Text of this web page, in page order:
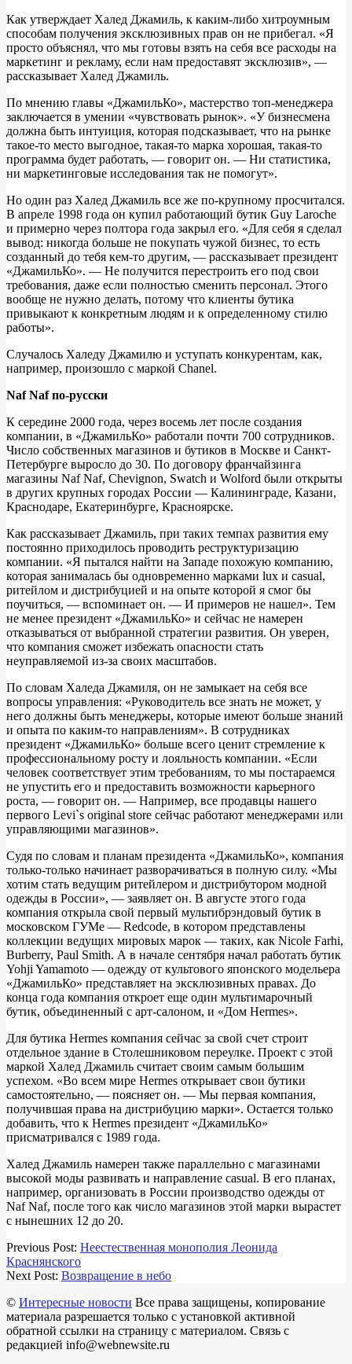
Как утверждает Халед Джамиль, к каким-либо хитроумным
способам получения эксклюзивных прав он не прибегал. «Я
просто объяснял, что мы готовы взять на себя все расходы на
маркетинг и рекламу, если нам предоставят эксклюзив», —
рассказывает Халед Джамиль.
По мнению главы «ДжамильКо», мастерство топ-менеджера
заключается в умении «чувствовать рынок». «У бизнесмена
должна быть интуиция, которая подсказывает, что на рынке
такое-то место выгодное, такая-то марка хорошая, такая-то
программа будет работать, — говорит он. — Ни статистика,
ни маркетинговые исследования так не помогут».
Но один раз Халед Джамиль все же по-крупному просчитался.
В апреле 1998 года он купил работающий бутик Guy Laroche
и примерно через полтора года закрыл его. «Для себя я сделал
вывод: никогда больше не покупать чужой бизнес, то есть
созданный до тебя кем-то другим, — рассказывает президент
«ДжамильКо». — Не получится перестроить его под свои
требования, даже если полностью сменить персонал. Этого
вообще не нужно делать, потому что клиенты бутика
привыкают к конкретным людям и к определенному стилю
работы».
Случалось Халеду Джамилю и уступать конкурентам, как,
например, произошло с маркой Chanel.
Naf Naf по-русски
К середине 2000 года, через восемь лет после создания
компании, в «ДжамильКо» работали почти 700 сотрудников.
Число собственных магазинов и бутиков в Москве и Санкт-
Петербурге выросло до 30. По договору франчайзинга
магазины Naf Naf, Chevignon, Swatch и Wolford были открыты
в других крупных городах России — Калининграде, Казани,
Краснодаре, Екатеринбурге, Красноярске.
Как рассказывает Джамиль, при таких темпах развития ему
постоянно приходилось проводить реструктуризацию
компании. «Я пытался найти на Западе похожую компанию,
которая занималась бы одновременно марками lux и casual,
ритейлом и дистрибуцией и на опыте которой я смог бы
поучиться, — вспоминает он. — И примеров не нашел». Тем
не менее президент «ДжамильКо» и сейчас не намерен
отказываться от выбранной стратегии развития. Он уверен,
что компания сможет избежать опасности стать
неуправляемой из-за своих масштабов.
По словам Халеда Джамиля, он не замыкает на себя все
вопросы управления: «Руководитель все знать не может, у
него должны быть менеджеры, которые имеют больше знаний
и опыта по каким-то направлениям». В сотрудниках
президент «ДжамильКо» больше всего ценит стремление к
профессиональному росту и лояльность компании. «Если
человек соответствует этим требованиям, то мы постараемся
не упустить его и предоставить возможности карьерного
роста, — говорит он. — Например, все продавцы нашего
первого Levi`s original store сейчас работают менеджерами или
управляющими магазинов».
Судя по словам и планам президента «ДжамильКо», компания
только-только начинает разворачиваться в полную силу. «Мы
хотим стать ведущим ритейлером и дистрибутором модной
одежды в России», — заявляет он. В августе этого года
компания открыла свой первый мультибрэндовый бутик в
московском ГУМе — Redcode, в котором представлены
коллекции ведущих мировых марок — таких, как Nicole Farhi,
Burberry, Paul Smith. А в начале сентября начал работать бутик
Yohji Yamamoto — одежду от культового японского модельера
«ДжамильКо» представляет на эксклюзивных правах. До
конца года компания откроет еще один мультимарочный
бутик, объединенный с арт-салоном, и «Дом Hermes».
Для бутика Hermes компания сейчас за свой счет строит
отдельное здание в Столешниковом переулке. Проект с этой
маркой Халед Джамиль считает своим самым большим
успехом. «Во всем мире Hermes открывает свои бутики
самостоятельно, — поясняет он. — Мы первая компания,
получившая права на дистрибуцию марки». Остается только
добавить, что к Hermes президент «ДжамильКо»
присматривался с 1989 года.
Халед Джамиль намерен также параллельно с магазинами
высокой моды развивать и направление casual. В его планах,
например, организовать в России производство одежды от
Naf Naf, после того как число магазинов этой марки вырастет
с нынешних 12 до 20.
2018-
04-
13
Previous Post: Неестественная монополия Леонида
Краснянского
Next Post: Возвращение в небо
© Интересные новости Все права защищены, копирование
материала разрешается только с установкой активной
обратной ссылки на страницу с материалом. Связь с
редакцией info@webnewsite.ru